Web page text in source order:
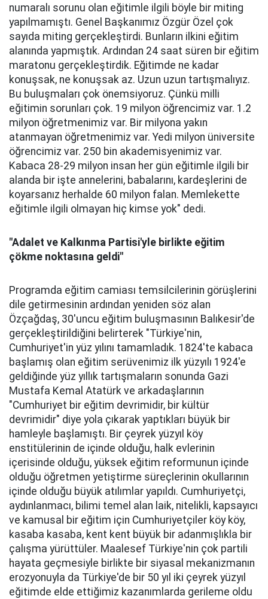
numaralı sorunu olan eğitimle ilgili böyle bir miting
yapılmamıştı. Genel Başkanımız Özgür Özel çok
sayıda miting gerçekleştirdi. Bunların ilkini eğitim
alanında yapmıştık. Ardından 24 saat süren bir eğitim
maratonu gerçekleştirdik. Eğitimde ne kadar
konuşsak, ne konuşsak az. Uzun uzun tartışmalıyız.
Bu buluşmaları çok önemsiyoruz. Çünkü milli
eğitimin sorunları çok. 19 milyon öğrencimiz var. 1.2
milyon öğretmenimiz var. Bir milyona yakın
atanmayan öğretmenimiz var. Yedi milyon üniversite
öğrencimiz var. 250 bin akademisyenimiz var.
Kabaca 28-29 milyon insan her gün eğitimle ilgili bir
alanda bir işte annelerini, babalarını, kardeşlerini de
koyarsanız herhalde 60 milyon falan. Memlekette
eğitimle ilgili olmayan hiç kimse yok" dedi.
"Adalet ve Kalkınma Partisi'yle birlikte eğitim
çökme noktasına geldi"
Programda eğitim camiası temsilcilerinin görüşlerini
dile getirmesinin ardından yeniden söz alan
Özçağdaş, 30'uncu eğitim buluşmasının Balıkesir'de
gerçekleştirildiğini belirterek "Türkiye'nin,
Cumhuriyet'in yüz yılını tamamladık. 1824'te kabaca
başlamış olan eğitim serüvenimiz ilk yüzyılı 1924'e
geldiğinde yüz yıllık tartışmaların sonunda Gazi
Mustafa Kemal Atatürk ve arkadaşlarının
"Cumhuriyet bir eğitim devrimidir, bir kültür
devrimidir" diye yola çıkarak yaptıkları büyük bir
hamleyle başlamıştı. Bir çeyrek yüzyıl köy
enstitülerinin de içinde olduğu, halk evlerinin
içerisinde olduğu, yüksek eğitim reformunun içinde
olduğu öğretmen yetiştirme süreçlerinin okullarının
içinde olduğu büyük atılımlar yapıldı. Cumhuriyetçi,
aydınlanmacı, bilimi temel alan laik, nitelikli, kapsayıcı
ve kamusal bir eğitim için Cumhuriyetçiler köy köy,
kasaba kasaba, kent kent büyük bir adanmışlıkla bir
çalışma yürüttüler. Maalesef Türkiye'nin çok partili
hayata geçmesiyle birlikte bir siyasal mekanizmanın
erozyonuyla da Türkiye'de bir 50 yıl iki çeyrek yüzyıl
eğitimde elde ettiğimiz kazanımlarda gerileme oldu